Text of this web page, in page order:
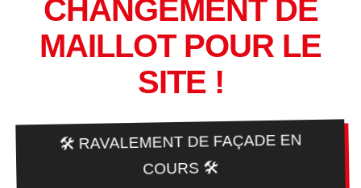
CHANGEMENT DE
MAILLOT POUR LE
SITE !
🛠️ RAVALEMENT DE FAÇADE EN
COURS 🛠️